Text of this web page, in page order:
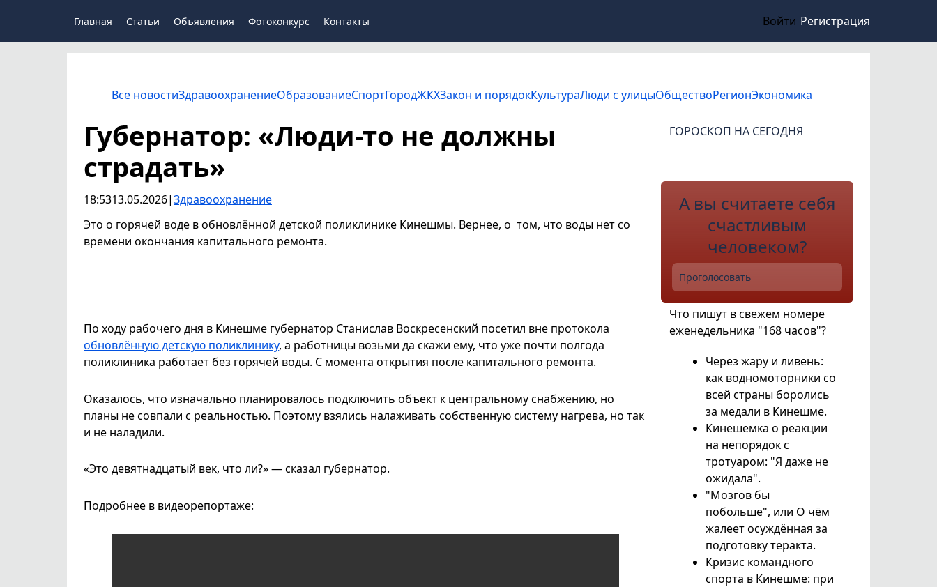
Главная Статьи Объявления Фотоконкурс Контакты Войти Регистрация
Все новостиЗдравоохранениеОбразованиеСпортГородЖКХЗакон и порядокКультураЛюди с улицыОбществоРегионЭкономика
Губернатор: «Люди-то не должны
страдать»
18:5313.05.2026|Здравоохранение
Это о горячей воде в обновлённой детской поликлинике Кинешмы. Вернее, о том, что воды нет со
времени окончания капитального ремонта.
По ходу рабочего дня в Кинешме губернатор Станислав Воскресенский посетил вне протокола
обновлённую детскую поликлинику, а работницы возьми да скажи ему, что уже почти полгода
поликлиника работает без горячей воды. С момента открытия после капитального ремонта.
Оказалось, что изначально планировалось подключить объект к центральному снабжению, но
планы не совпали с реальностью. Поэтому взялись налаживать собственную систему нагрева, но так
и не наладили.
«Это девятнадцатый век, что ли?» — сказал губернатор.
Подробнее в видеорепортаже:
ГОРОСКОП НА СЕГОДНЯ
А вы считаете себя
счастливым
человеком?
Проголосовать
Что пишут в свежем номере
еженедельника "168 часов"?
Через жару и ливень:
как водномоторники со
всей страны боролись
за медали в Кинешме.
Кинешемка о реакции
на непорядок с
тротуаром: "Я даже не
ожидала".
"Мозгов бы
побольше", или О чём
жалеет осуждённая за
подготовку теракта.
Кризис командного
спорта в Кинешме: при